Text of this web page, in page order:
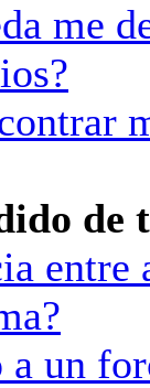
me
de
a un